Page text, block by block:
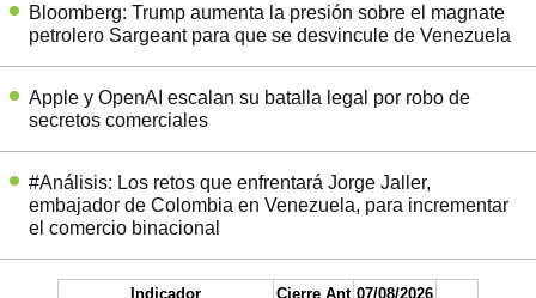
Bloomberg: Trump aumenta la presión sobre el magnate
petrolero Sargeant para que se desvincule de Venezuela
Apple y OpenAI escalan su batalla legal por robo de
secretos comerciales
#Análisis: Los retos que enfrentará Jorge Jaller,
embajador de Colombia en Venezuela, para incrementar
el comercio binacional
Indicador Cierre Ant 07/08/2026